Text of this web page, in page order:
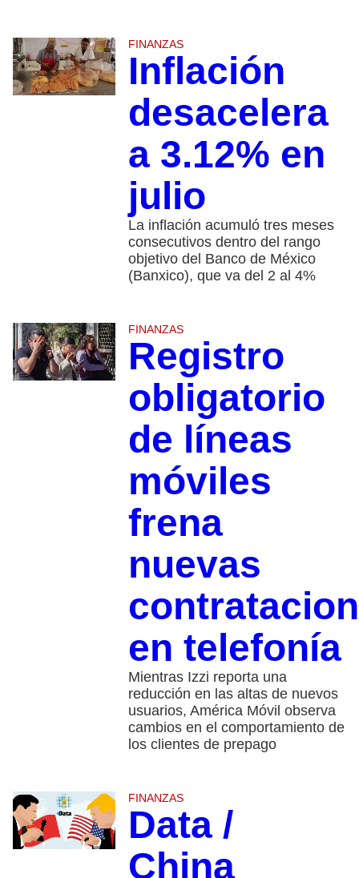
FINANZAS
Inflación
desacelera
a 3.12% en
julio
La inflación acumuló tres meses
consecutivos dentro del rango
objetivo del Banco de México
(Banxico), que va del 2 al 4%
FINANZAS
Registro
obligatorio
de líneas
móviles
frena
nuevas
en telefonía
Mientras Izzi reporta una
reducción en las altas de nuevos
usuarios, América Móvil observa
cambios en el comportamiento de
los clientes de prepago
FINANZAS
Data /
China